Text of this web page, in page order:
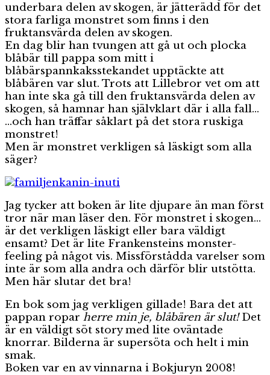
underbara delen av skogen, är jätterädd för det
stora farliga monstret som finns i den
fruktansvärda delen av skogen.
En dag blir han tvungen att gå ut och plocka
blåbär till pappa som mitt i
blåbärspannkaksstekandet upptäckte att
blåbären var slut. Trots att Lillebror vet om att
han inte ska gå till den fruktansvärda delen av
skogen, så hamnar han självklart där i alla fall…
…och han träffar såklart på det stora ruskiga
monstret!
Men är monstret verkligen så läskigt som alla
säger?
Jag tycker att boken är lite djupare än man först
tror när man läser den. För monstret i skogen…
är det verkligen läskigt eller bara väldigt
ensamt? Det är lite Frankensteins monster-
feeling på något vis. Missförstådda varelser som
inte är som alla andra och därför blir utstötta.
Men här slutar det bra!
En bok som jag verkligen gillade! Bara det att
pappan ropar herre min je, blåbären är slut!Det
är en väldigt söt story med lite oväntade
knorrar. Bilderna är supersöta och helt i min
smak.
Boken var en av vinnarna i Bokjuryn 2008!